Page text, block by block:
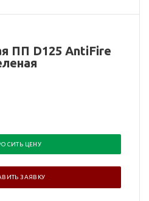
ПП D125 AntiFire
ЦЕНУ
ЗАЯВКУ